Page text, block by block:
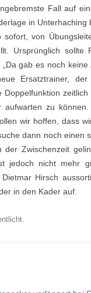
Fall auf
in Unterhaching
von
Ursprünglich sollte
gab es noch keine
Ersatztrainer,
zu
wir hoffen, dass
dann noch einen
Zwischenzeit
jedoch nicht mehr
Hirsch
in den Kader auf.